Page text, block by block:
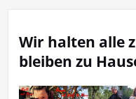
Wir halten alle
bleiben zu